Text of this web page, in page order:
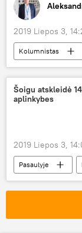
2019 Liepos 3,
Kolumnistas
NATO pratybos
Didžioji Britanija
Šoigu atskleidė
aplinkybes
2019 Liepos 3,
Pasaulyje
tragedija